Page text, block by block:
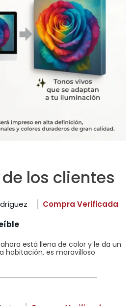
los clientes
Compra Verificada
está llena de color y le da un
habitación, es maravilloso